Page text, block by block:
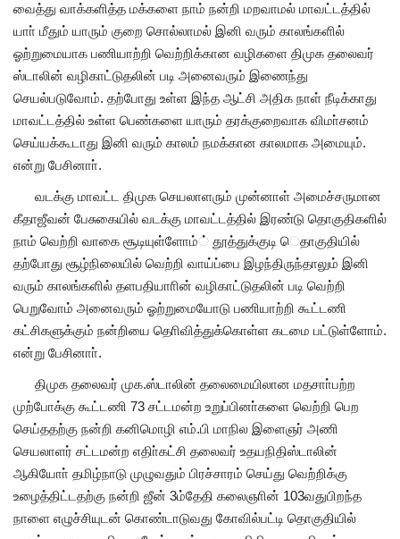
வைத்து வாக்களித்த மக்களை நாம் நன்றி மறவாமல் மாவட்டத்தில்
யாா் மீதும் யாரும் குறை சொல்லாமல் இனி வரும் காலங்களில்
ஓற்றுமையாக பணியாற்றி வெற்றிக்கான வழிகளை திமுக தலைவர்
ஸ்டாலின் வழிகாட்டுதலின் படி அனைவரும் இணைந்து
செயல்படுவோம். தற்போது உள்ள இந்த ஆட்சி அதிக நாள் நீடிக்காது
மாவட்டத்தில் உள்ள பெண்களை யாரும் தரக்குறைவாக விமா்சனம்
செய்யக்கூடாது இனி வரும் காலம் நமக்கான காலமாக அமையும்.
என்று பேசினாா்.
வடக்கு மாவட்ட திமுக செயலாளரும் முன்னாள் அமைச்சருமான
கீதாஜீவன் பேசுகையில் வடக்கு மாவட்டத்தில் இரண்டு தொகுதிகளில்
நாம் வெற்றி வாகை சூடியுள்ளோம்் தூத்துக்குடி ெதாகுதியில்
தற்போது சூழ்நிலையில் வெற்றி வாய்ப்பை இழந்திருந்தாலும் இனி
வரும் காலங்களில் தளபதியாாின் வழிகாட்டுதலின் படி வெற்றி
பெறுவோம் அனைவரும் ஓற்றுமையோடு பணியாற்றி கூட்டணி
கட்சிகளுக்கும் நன்றியை தொிவித்துக்கொள்ள கடமை பட்டுள்ளோம்.
என்று பேசினாா்.
திமுக தலைவர் முக.ஸ்டாலின் தலைமையிலான மதசாா்பற்ற
முற்போக்கு கூட்டணி 73 சட்டமன்ற உறுப்பினா்களை வெற்றி பெற
செய்ததற்கு நன்றி கனிமொழி எம்.பி மாநில இளைஞர் அணி
செயலாளர் சட்டமன்ற எதிா்கட்சி தலைவர் உதயநிதிஸ்டாலின்
ஆகியோா் தமிழ்நாடு முழுவதும் பிரச்சாரம் செய்து வெற்றிக்கு
உழைத்திட்டதற்கு நன்றி ஜீன் 3ம்தேதி கலைஞாின் 103வதுபிறந்த
நாளை எழுச்சியுடன் கொண்டாடுவது கோவில்பட்டி தொகுதியில்